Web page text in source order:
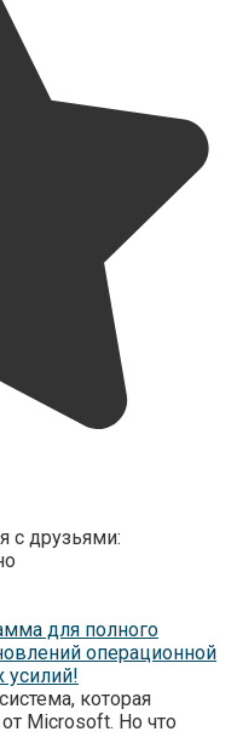
с друзьями:
для полного
операционной
усилий!
которая
Microsoft. Но что